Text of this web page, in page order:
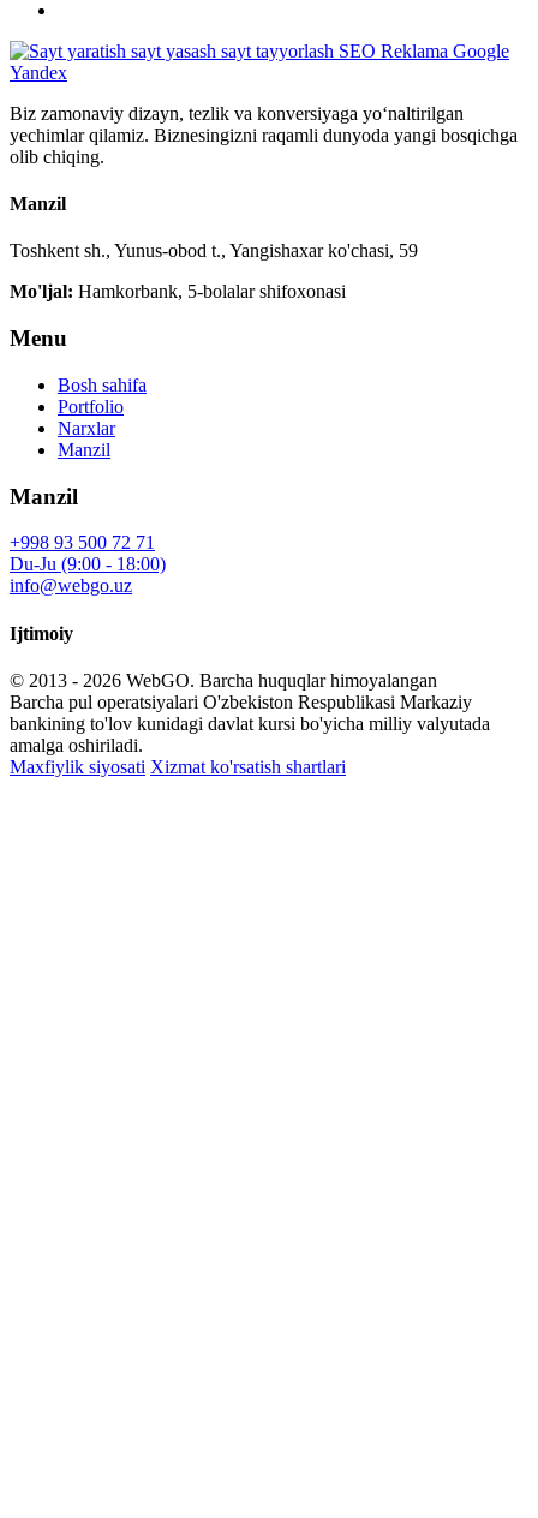
Biz zamonaviy dizayn, tezlik va konversiyaga yo‘naltirilgan
yechimlar qilamiz. Biznesingizni raqamli dunyoda yangi bosqichga
olib chiqing.
Manzil
Toshkent sh., Yunus-obod t., Yangishaxar ko'chasi, 59
Mo'ljal: Hamkorbank, 5-bolalar shifoxonasi
Menu
Bosh sahifa
Portfolio
Narxlar
Manzil
Manzil
+998 93 500 72 71
Du-Ju (9:00 - 18:00)
info@webgo.uz
Ijtimoiy
© 2013 - 2026 WebGO. Barcha huquqlar himoyalangan
Barcha pul operatsiyalari O'zbekiston Respublikasi Markaziy
bankining to'lov kunidagi davlat kursi bo'yicha milliy valyutada
amalga oshiriladi.
Maxfiylik siyosati Xizmat ko'rsatish shartlari